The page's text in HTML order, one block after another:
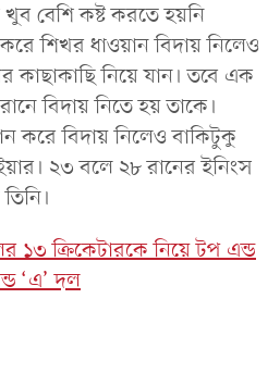
বেশি কষ্ট করতে হয়নি
শিখর ধাওয়ান বিদায় নিলেও
নিয়ে যান। তবে এক
বিদায় নিতে হয় তাকে।
করে বিদায় নিলেও বাকিটুকু
২৩ বলে ২৮ রানের ইনিংস
১৩ ক্রিকেটারকে নিয়ে টপ এন্ড
‘এ’ দল